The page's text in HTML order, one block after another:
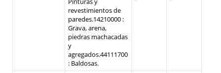
revestimientos de
paredes.14210000 :
Grava, arena,
piedras machacadas
y
agregados.44111700
: Baldosas.